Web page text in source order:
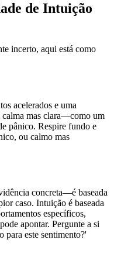
de Intuição
incerto, aqui está como
acelerados e uma
calma mas clara—como um
pânico. Respire fundo e
ou calmo mas
concreta—é baseada
caso. Intuição é baseada
específicos,
apontar. Pergunte a si
para este sentimento?'